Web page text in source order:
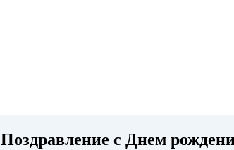
Поздравление с Днем